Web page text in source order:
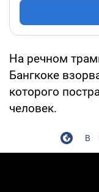
На речном
Бангкоке
которого
человек.